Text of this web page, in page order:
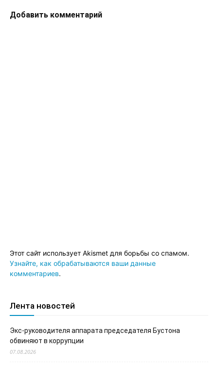
Добавить комментарий
Этот сайт использует Akismet для борьбы со спамом.
Узнайте, как обрабатываются ваши данные
комментариев.
Лента новостей
Экс-руководителя аппарата председателя Бустона
обвиняют в коррупции
07.08.2026